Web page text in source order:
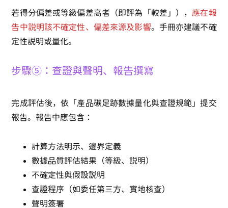
若得分偏差或等級偏差高者（即評為「較差」）， 應在報
告中說明該不確定性、偏差來源及影響。手冊亦建議不確
定性說明或量化。
步驟⑤：查證與聲明、報告撰寫
完成評估後，依「產品碳足跡數據量化與查證規範」提交
報告。報告中應包含：
計算方法明示、邊界定義
數據品質評估結果（等級、說明）
不確定性與假設說明
查證程序（如委任第三方、實地核查）
聲明簽署